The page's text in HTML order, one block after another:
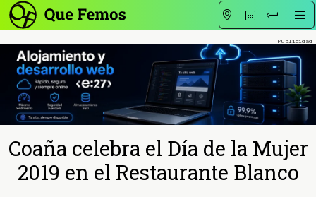
Coaña celebra el Día de la Mujer
2019 en el Restaurante Blanco